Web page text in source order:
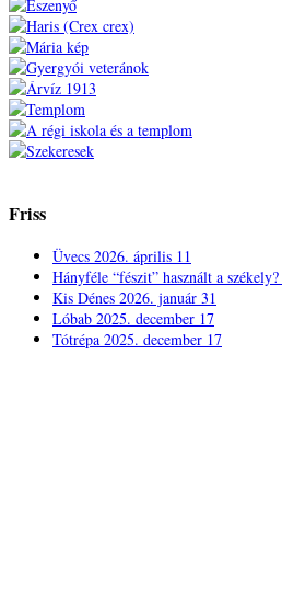
Friss
Üvecs 2026. április 11
Hányféle “fészit” használt a székely?
Kis Dénes 2026. január 31
Lóbab 2025. december 17
Tótrépa 2025. december 17